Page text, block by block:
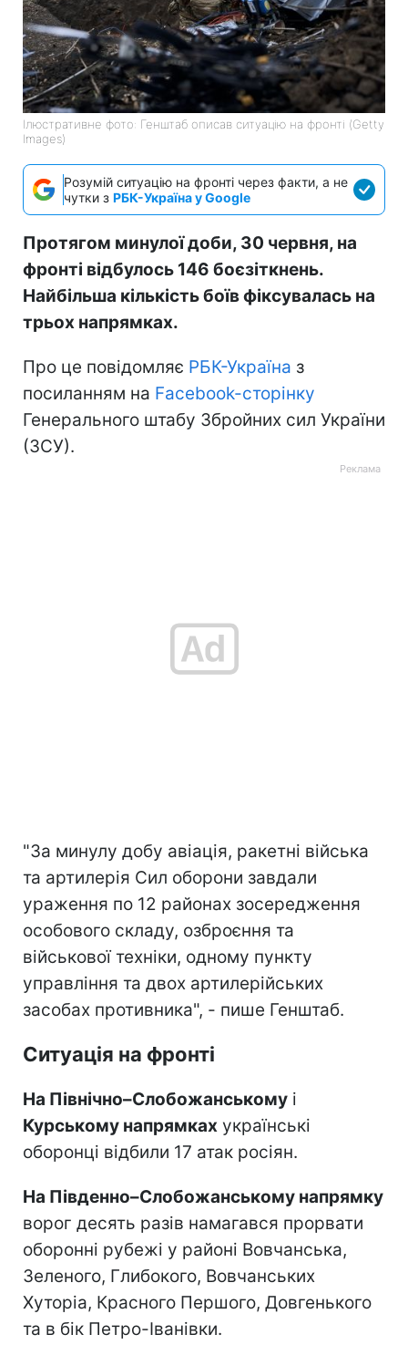
Ілюстративне фото: Генштаб описав ситуацію на фронті (Getty
Images)
Розумій ситуацію на фронті через факти, а не
чутки з РБК-Україна у Google
Протягом минулої доби, 30 червня, на
фронті відбулось 146 боєзіткнень.
Найбільша кількість боїв фіксувалась на
трьох напрямках.
Про це повідомляє РБК-Україна з
посиланням на Facebook-сторінку
Генерального штабу Збройних сил України
(ЗСУ).
"За минулу добу авіація, ракетні війська
та артилерія Сил оборони завдали
ураження по 12 районах зосередження
особового складу, озброєння та
військової техніки, одному пункту
управління та двох артилерійських
засобах противника", - пише Генштаб.
Ситуація на фронті
На Північно–Слобожанському і
Курському напрямках українські
оборонці відбили 17 атак росіян.
На Південно–Слобожанському напрямку
ворог десять разів намагався прорвати
оборонні рубежі у районі Вовчанська,
Зеленого, Глибокого, Вовчанських
Хуторіа, Красного Першого, Довгенького
та в бік Петро-Іванівки.